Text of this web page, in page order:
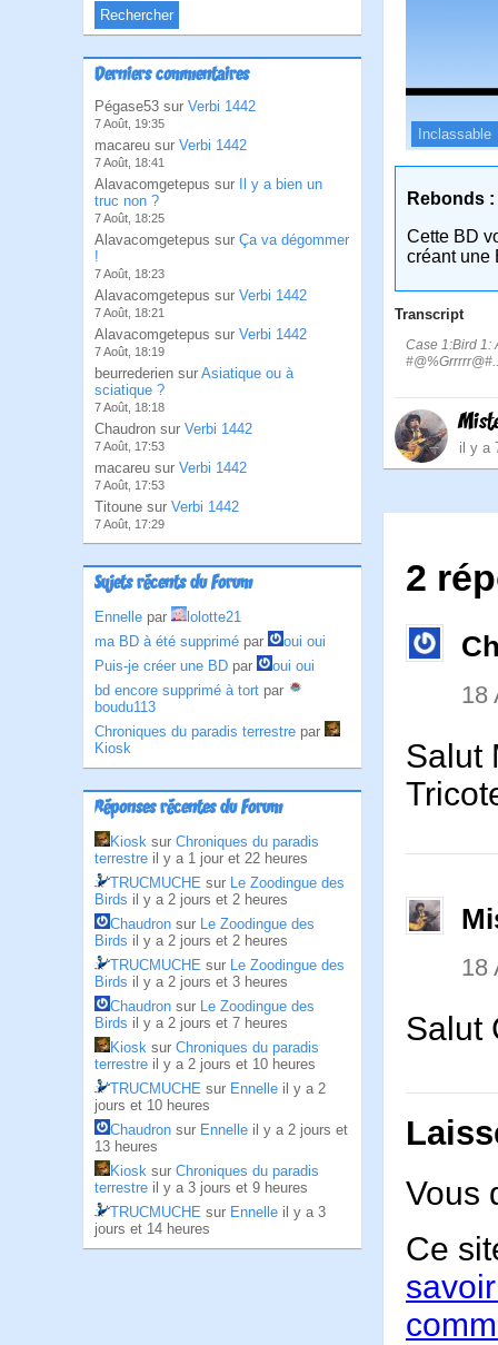
Derniers commentaires
Pégase53 sur Verbi 1442
7 Août, 19:35
macareu sur Verbi 1442
7 Août, 18:41
Alavacomgetepus sur
Il y a bien un
truc non ?
7 Août, 18:25
Alavacomgetepus sur Ça va dégommer
!
7 Août, 18:23
Alavacomgetepus sur Verbi 1442
7 Août, 18:21
Alavacomgetepus sur Verbi 1442
7 Août, 18:19
beurrederien sur Asiatique ou à
sciatique ?
7 Août, 18:18
Chaudron sur Verbi 1442
7 Août, 17:53
macareu sur Verbi 1442
7 Août, 17:53
Titoune sur Verbi 1442
7 Août, 17:29
Sujets récents du Forum
Ennelle par
lolotte21
ma BD à été supprimé par
oui oui
Puis-je créer une BD par
oui oui
bd encore supprimé à tort par
boudu113
Chroniques du paradis terrestre par
Kiosk
Réponses récentes du Forum
Kiosk sur Chroniques du paradis
terrestre il y a 1 jour et 22 heures
TRUCMUCHE sur Le Zoodingue des
Birds il y a 2 jours et 2 heures
Chaudron sur Le Zoodingue des
Birds il y a 2 jours et 2 heures
TRUCMUCHE sur Le Zoodingue des
Birds il y a 2 jours et 3 heures
Chaudron sur Le Zoodingue des
Birds il y a 2 jours et 7 heures
Kiosk sur Chroniques du paradis
terrestre il y a 2 jours et 10 heures
TRUCMUCHE sur Ennelle il y a 2
jours et 10 heures
Chaudron sur Ennelle il y a 2 jours et
13 heures
Kiosk sur Chroniques du paradis
terrestre il y a 3 jours et 9 heures
TRUCMUCHE sur Ennelle il y a 3
jours et 14 heures
Inclassable
Rebonds :
Cette BD
créant une
Transcript
Case 1:Bird 1:
il y a
2
18
Salut
18
Salut
Vous
Ce